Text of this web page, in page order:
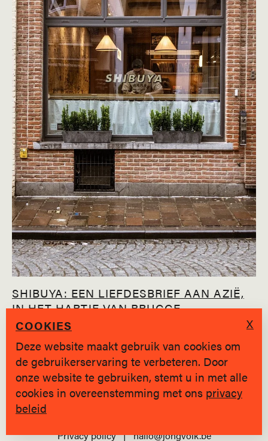
SHIBUYA: EEN LIEFDESBRIEF AAN AZIË,
IN HET HARTJE VAN BRUGGE
+ Laad meer verhalen
Privacy policy | hallo@jongvolk.be
COOKIES
Deze website maakt gebruik van cookies om
de gebruikerservaring te verbeteren. Door
onze website te gebruiken, stemt u in met alle
cookies in overeenstemming met ons privacy
beleid
X